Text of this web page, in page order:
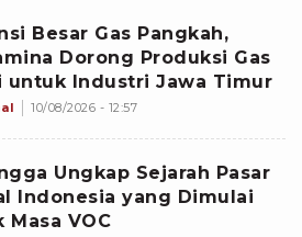
Besar Gas Pangkah,
Dorong Produksi Gas
untuk Industri Jawa Timur
10/08/2026 - 12:57
Ungkap Sejarah Pasar
Indonesia yang Dimulai
Masa VOC